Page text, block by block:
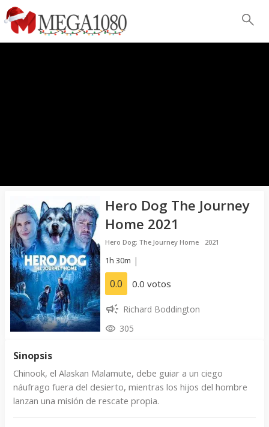
Hero Dog The Journey
Home 2021
Hero Dog: The Journey Home 2021
1h 30m |
0.0 0.0 votos
Richard Boddington
305
Sinopsis
Chinook, el Alaskan Malamute, debe guiar a un ciego
náufrago fuera del desierto, mientras los hijos del hombre
lanzan una misión de rescate propia.